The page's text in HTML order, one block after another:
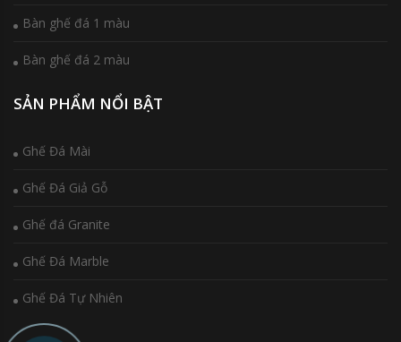
Bàn ghế đá 1 màu
Bàn ghế đá 2 màu
SẢN PHẨM NỔI BẬT
Ghế Đá Mài
Ghế Đá Giả Gỗ
Ghế đá Granite
Ghế Đá Marble
Ghế Đá Tự Nhiên